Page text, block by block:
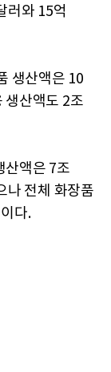
러와 15억
생산액은 10
생산액도 2조
산액은 7조
나 전체 화장품
다.